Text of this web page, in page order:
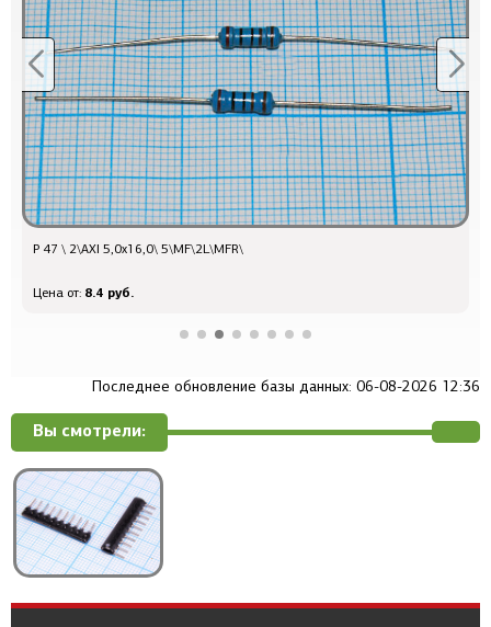
Р 47 \ 2\AXI 5,0x16,0\ 5\MF\2L\MFR\
Цена от: 8.4 руб.
Последнее обновление базы данных: 06-08-2026 12:36
Вы смотрели: